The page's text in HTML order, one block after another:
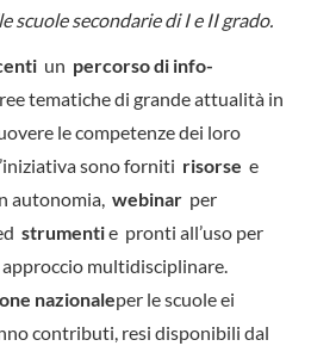
scuole secondarie di I e II grado.
un percorso di info-
tematiche di grande attualità in
le competenze dei loro
sono forniti risorse e
autonomia, webinar per
strumentie pronti all’uso per
approccio multidisciplinare.
nazionaleper le scuole ei
contributi, resi disponibili dal